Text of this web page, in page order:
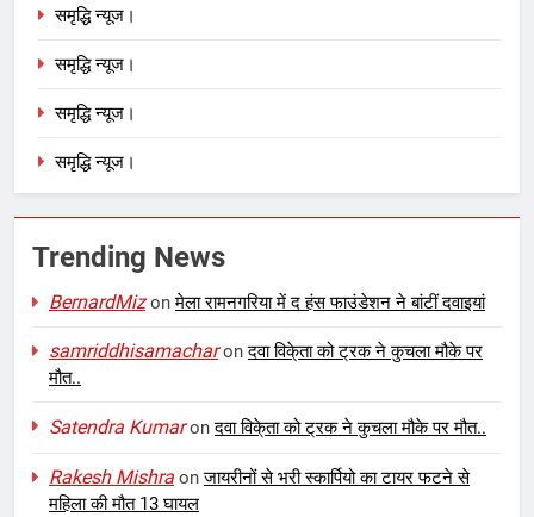
समृद्धि न्यूज।
समृद्धि न्यूज।
समृद्धि न्यूज।
समृद्धि न्यूज।
Trending News
BernardMizonमेला रामनगरिया में द हंस फाउंडेशन ने बांटीं दवाइयां
samriddhisamacharonदवा विके्ता को ट्रक ने कुचला मौके पर
मौत..
Satendra Kumaronदवा विके्ता को ट्रक ने कुचला मौके पर मौत..
Rakesh Mishra onजायरीनों से भरी स्कार्पियो का टायर फटने से
महिला की मौत 13 घायल